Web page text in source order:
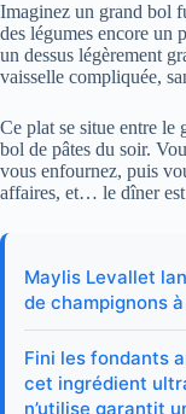
Imaginez un grand bol
des légumes encore un
un dessus légèrement
vaisselle compliquée,
Ce plat se situe entre le
bol de pâtes du soir.
vous enfournez, puis
affaires, et… le dîner
Maylis Levallet
de champignons
Fini les fondants
cet ingrédient
n’utilise garantit